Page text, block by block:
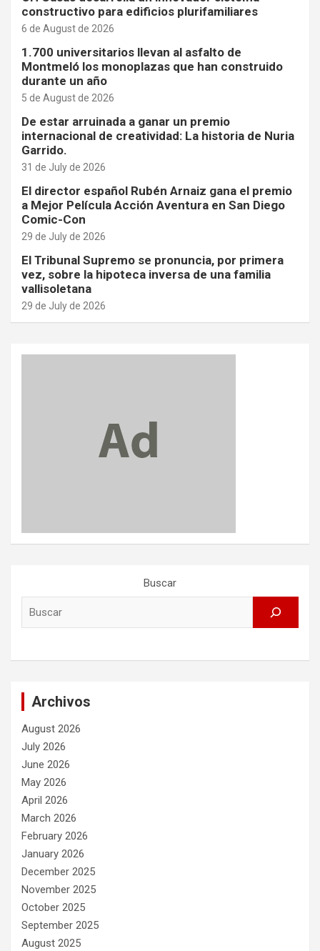
constructivo para edificios plurifamiliares
6 de August de 2026
1.700 universitarios llevan al asfalto de
Montmeló los monoplazas que han construido
durante un año
5 de August de 2026
De estar arruinada a ganar un premio
internacional de creatividad: La historia de Nuria
Garrido.
31 de July de 2026
El director español Rubén Arnaiz gana el premio
a Mejor Película Acción Aventura en San Diego
Comic-Con
29 de July de 2026
El Tribunal Supremo se pronuncia, por primera
vez, sobre la hipoteca inversa de una familia
vallisoletana
29 de July de 2026
Buscar
Archivos
August 2026
July 2026
June 2026
May 2026
April 2026
March 2026
February 2026
January 2026
December 2025
November 2025
October 2025
September 2025
August 2025